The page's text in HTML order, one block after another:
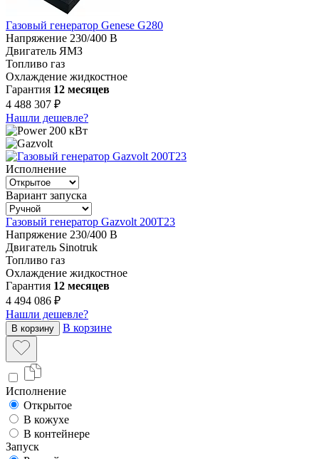
Газовый генератор Genese G280
Напряжение 230/400 В
Двигатель ЯМЗ
Топливо газ
Охлаждение жидкостное
Гарантия 12 месяцев
4 488 307 ₽
Нашли дешевле?
200 кВт
Исполнение
Вариант запуска
Газовый генератор Gazvolt 200T23
Напряжение 230/400 В
Двигатель Sinotruk
Топливо газ
Охлаждение жидкостное
Гарантия 12 месяцев
4 494 086 ₽
Нашли дешевле?
В корзину В корзине
Исполнение
Открытое
В кожухе
В контейнере
Запуск